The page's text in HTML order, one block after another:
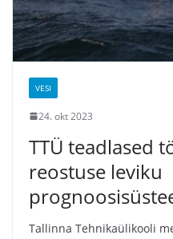
VESI
24. okt 2023
TTÜ teadlased
reostuse leviku
Tallinna Tehnikaülikooli